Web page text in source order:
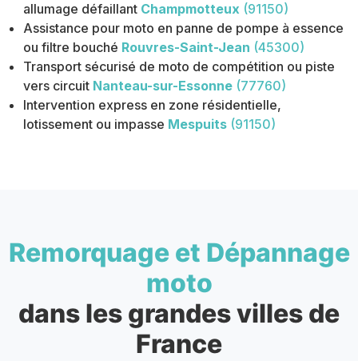
allumage défaillant Champmotteux (91150)
Assistance pour moto en panne de pompe à essence
ou filtre bouché Rouvres-Saint-Jean (45300)
Transport sécurisé de moto de compétition ou piste
vers circuit Nanteau-sur-Essonne (77760)
Intervention express en zone résidentielle,
lotissement ou impasse Mespuits (91150)
Remorquage et Dépannage
moto
dans les grandes villes de
France